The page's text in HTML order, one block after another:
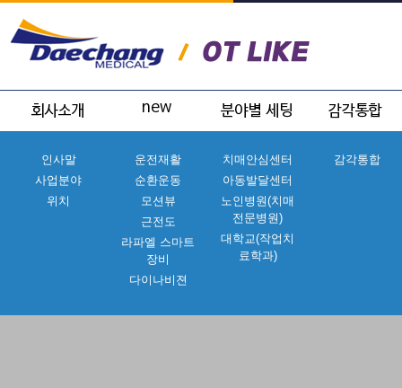
인사말
사업분야
위치
운전재활
순환운동
모션뷰
근전도
라파엘 스마트
장비
다이나비젼
치매안심센터
아동발달센터
노인병원(치매
전문병원)
대학교(작업치
료학과)
감각통합